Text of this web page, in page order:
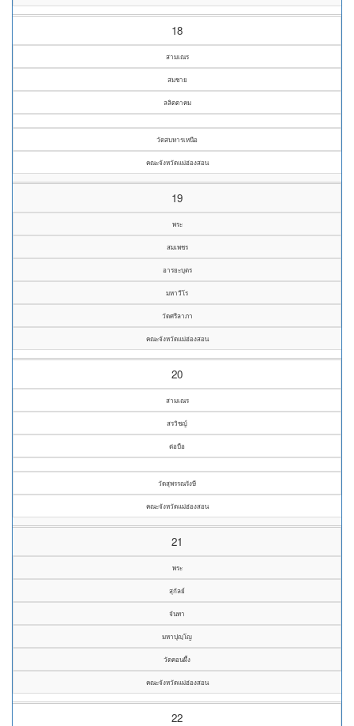
18
สามเณร
สมชาย
ลลิตตาคม
วัดสบหารเหนือ
คณะจังหวัดแม่ฮ่องสอน
19
พระ
สมเพชร
อารยะบุตร
มหาวีโร
วัดศรีลาภา
คณะจังหวัดแม่ฮ่องสอน
20
สามเณร
สรวิชญ์
ต่อบือ
วัดสุพรรณรังษี
คณะจังหวัดแม่ฮ่องสอน
21
พระ
สุกัลย์
จันทา
มหาปุญฺโญ
วัดคอนผึ้ง
คณะจังหวัดแม่ฮ่องสอน
22